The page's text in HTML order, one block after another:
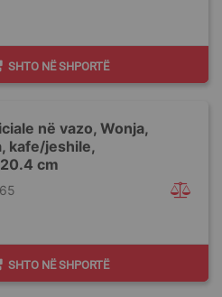
SHTO NË SHPORTË
në vazo, Wonja,
kafe/jeshile,
cm
SHTO NË SHPORTË